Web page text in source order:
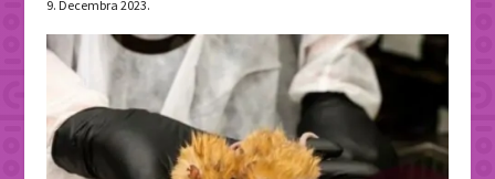
9. Decembra 2023.